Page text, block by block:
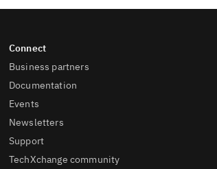
Business partners
Documentation
Events
Newsletters
Support
TechXchange community